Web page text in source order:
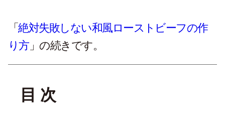
「絶対失敗しない和風ローストビーフの作
り方」の続きです。
目 次